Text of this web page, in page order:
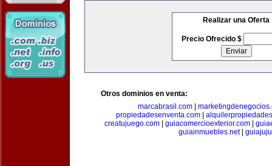
Realizar una Oferta
Precio Ofrecido $
Otros dominios en venta:
marcabrasil.com
propiedadesenventa.com
creatujuego.com| guiacomercioexterior.com|
guiainmuebles.net|